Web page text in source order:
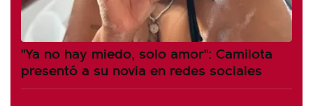
"Ya no hay miedo, solo amor": Camilota
presentó a su novia en redes sociales